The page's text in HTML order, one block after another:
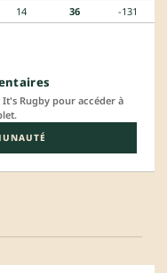
14 36 -131
Rugby pour accéder à